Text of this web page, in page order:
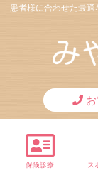
患者様に合わせた最
保険診療 ス